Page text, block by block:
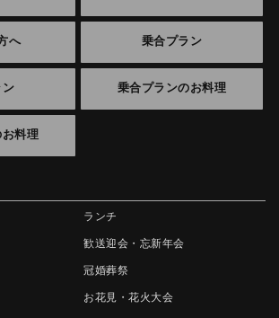
へ 乗合プラン
ン 乗合プランのお料理
お料理
ランチ
歓送迎会・忘新年会
冠婚葬祭
お花見・花火大会